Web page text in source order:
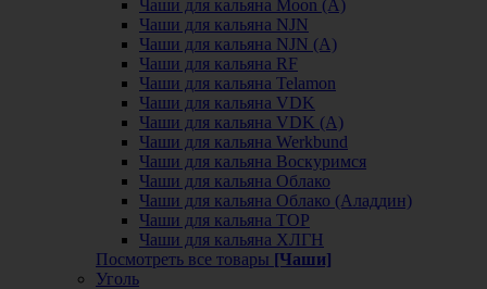
Чаши для кальяна Moon (А)
Чаши для кальяна NJN
Чаши для кальяна NJN (А)
Чаши для кальяна RF
Чаши для кальяна Telamon
Чаши для кальяна VDK
Чаши для кальяна VDK (А)
Чаши для кальяна Werkbund
Чаши для кальяна Воскуримся
Чаши для кальяна Облако
Чаши для кальяна Облако (Аладдин)
Чаши для кальяна ТОР
Чаши для кальяна ХЛГН
Посмотреть все товары [Чаши]
Уголь